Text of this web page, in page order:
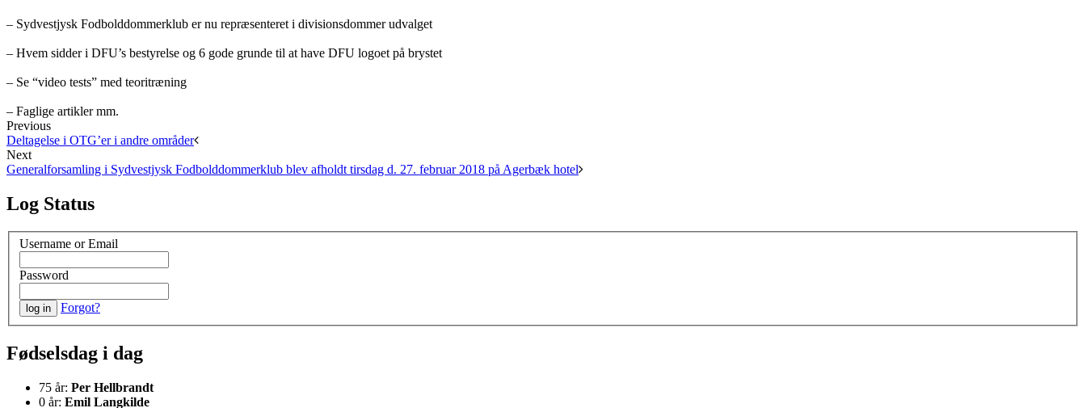
– Sydvestjysk Fodbolddommerklub er nu repræsenteret i divisionsdommer udvalget
– Hvem sidder i DFU’s bestyrelse og 6 gode grunde til at have DFU logoet på brystet
– Se “video tests” med teoritræning
– Faglige artikler mm.
Previous
Deltagelse i OTG’er i andre områder
Next
Generalforsamling i Sydvestjysk Fodbolddommerklub blev afholdt tirsdag d. 27. februar 2018 på Agerbæk hotel
Log Status
Username or Email
Password
Forgot?
Fødselsdag i dag
75 år: Per Hellbrandt
0 år: Emil Langkilde